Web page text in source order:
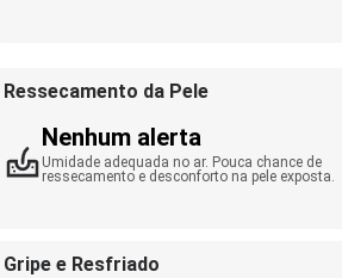
Ressecamento da Pele
Nenhum alerta
Umidade adequada no ar. Pouca chance de
ressecamento e desconforto na pele exposta.
Gripe e Resfriado